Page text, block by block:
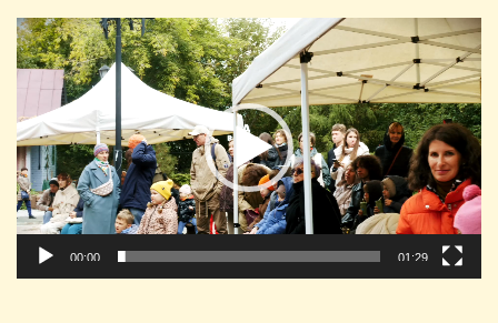
Видеоплеер
00:00 01:29